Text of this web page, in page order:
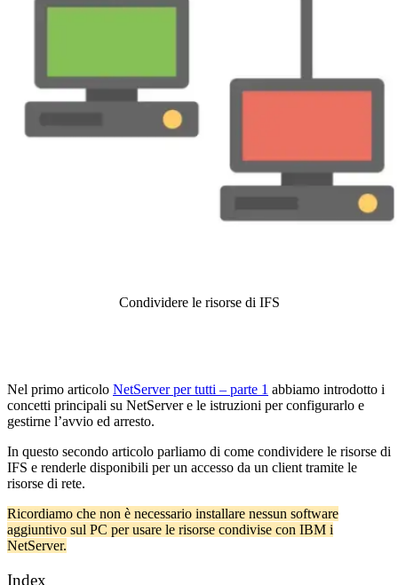
Condividere le risorse di IFS
Nel primo articolo NetServer per tutti – parte 1 abbiamo introdotto i
concetti principali su NetServer e le istruzioni per configurarlo e
gestirne l’avvio ed arresto.
In questo secondo articolo parliamo di come condividere le risorse di
IFS e renderle disponibili per un accesso da un client tramite le
risorse di rete.
Ricordiamo che non è necessario installare nessun software
aggiuntivo sul PC per usare le risorse condivise con IBM i
NetServer.
Index